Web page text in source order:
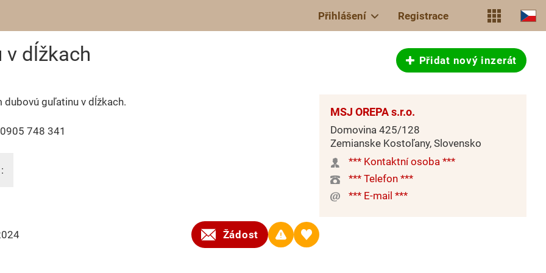
Přihlášení Registrace
v dĺžkach Přidat nový inzerát
dubovú guľatinu v dĺžkach.
748 341
Žádost
MSJ OREPA s.r.o.
Domovina 425/128
Zemianske Kostoľany, Slovensko
*** Kontaktní osoba ***
*** Telefon ***
*** E-mail ***